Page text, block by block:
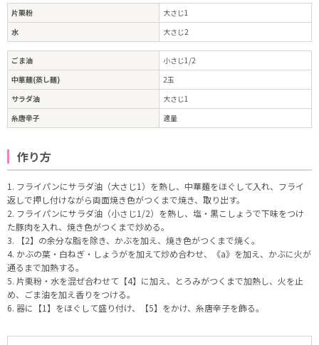
片栗粉
大さじ1
水
大さじ2
ごま油
小さじ1/2
中華麺(蒸し麺)
2玉
サラダ油
大さじ1
糸唐辛子
適量
作り方
1. フライパンにサラダ油（大さじ1）を熱し、中華麺をほぐして入れ、フライ
返しで押し付けながら両面焼き色がつくまで焼き、取り出す。
2. フライパンにサラダ油（小さじ1/2）を熱し、塩・黒こしょうで下味をつけ
た豚肉を入れ、焼き色がつくまで炒める。
3. 【2】の余分な脂を除き、かぶを加え、焼き色がつくまで焼く。
4. かぶの葉・白ねぎ・しょうがを加えて炒め合わせ、《a》を加え、かぶに火が
通るまで加熱する。
5. 片栗粉・水を混ぜ合わせて【4】に加え、とろみがつくまで加熱し、火を止
め、ごま油を加え香りをつける。
6. 器に【1】をほぐして盛り付け、【5】をかけ、糸唐辛子を飾る。